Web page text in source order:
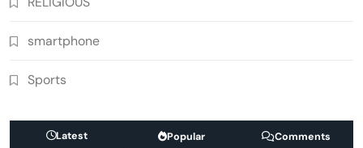
smartphone
Sports
Latest Popular Comments